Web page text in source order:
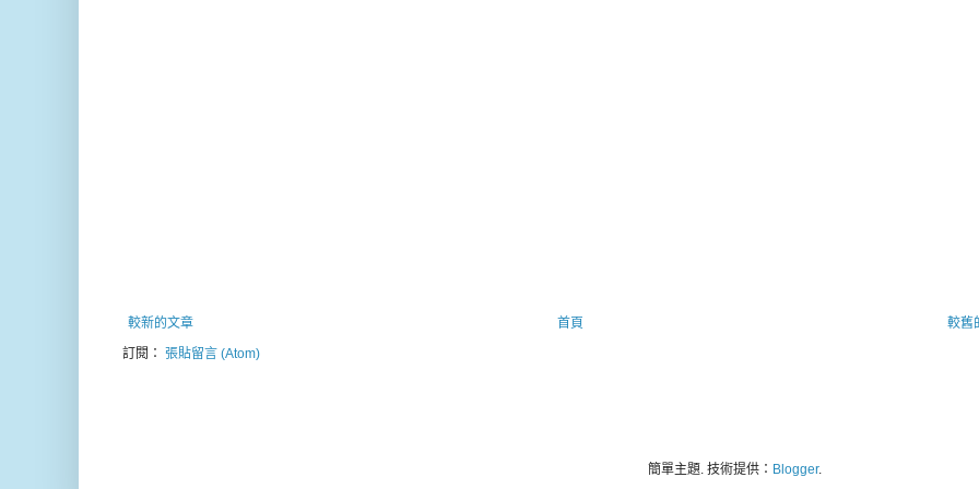
較新的文章 較舊
首頁
訂閱： 張貼留言 (Atom)
簡單主題. 技術提供： Blogger.